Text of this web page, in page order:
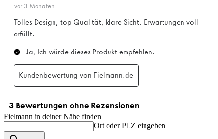
Fielmann in deiner Nähe finden
Ort oder PLZ eingeben